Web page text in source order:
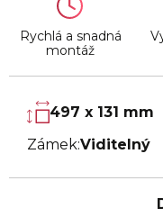
Rychlá a snadná
montáž
497 x 131 mm
Zámek:Viditelný